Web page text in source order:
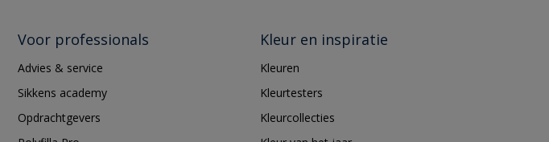
Voor professionals
Advies & service
Sikkens academy
Opdrachtgevers
Kleur en inspiratie
Kleuren
Kleurtesters
Kleurcollecties